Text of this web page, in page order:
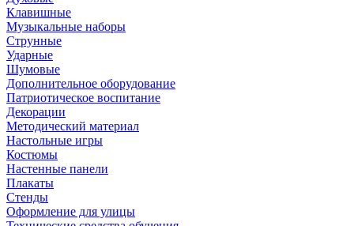
Клавишные
Музыкальные наборы
Струнные
Ударные
Шумовые
Дополнительное оборудование
Патриотическое воспитание
Декорации
Методический материал
Настольные игры
Костюмы
Настенные панели
Плакаты
Стенды
Оформление для улицы